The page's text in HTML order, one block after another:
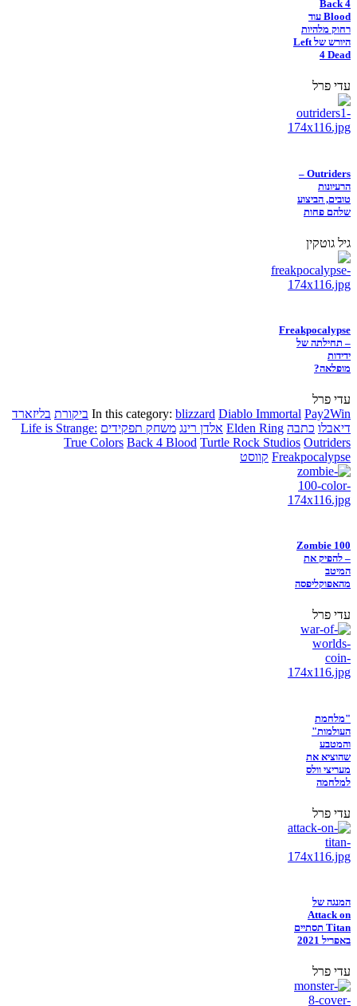
Back 4
Blood עוד
רחוק מלהיות
היורש של Left
4 Dead
עדי פרל
Outriders –
הרעיונות
טובים, הביצוע
שלהם פחות
גיל גוטקין
Freakpocalypse
– תחילתה של
ידידות
מופלאה?
עדי פרל
In this category: blizzard Diablo Immortal Pay2Win ביקורת בליזארד
דיאבלו כתבה Elden Ring אלדן רינג משחק תפקידים Life is Strange:
True Colors Back 4 Blood Turtle Rock Studios Outriders
Freakpocalypse קווסט
Zombie 100
– להפיק את
המיטב
מהאפוקליפסה
עדי פרל
"מלחמת
העולמות"
והמטבע
שהוציא את
מעריצי וולס
למלחמה
עדי פרל
המנגה של
Attack on
Titan תסתיים
באפריל 2021
עדי פרל